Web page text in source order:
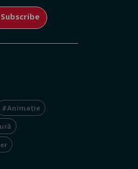
Subscribe
#Animație